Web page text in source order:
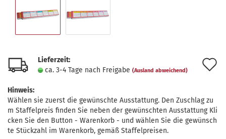
Lieferzeit:
ca. 3-4 Tage nach Freigabe (Ausland abweichend)
Hinweis:
Wählen sie zuerst die gewünschte Ausstattung. Den Zuschlag zu
m Staffelpreis finden Sie neben der gewünschten Ausstattung Kli
cken Sie den Button - Warenkorb - und wählen Sie die gewünsch
te Stückzahl im Warenkorb, gemäß Staffelpreisen.